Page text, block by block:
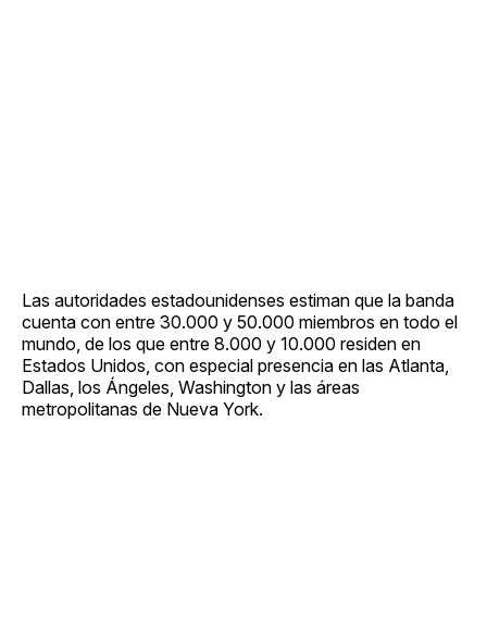
Las autoridades estadounidenses estiman que la banda
cuenta con entre 30.000 y 50.000 miembros en todo el
mundo, de los que entre 8.000 y 10.000 residen en
Estados Unidos, con especial presencia en las Atlanta,
Dallas, los Ángeles, Washington y las áreas
metropolitanas de Nueva York.